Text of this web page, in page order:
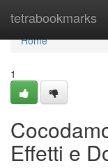
tetrabookmarks
Home
Home
1
Effetti e